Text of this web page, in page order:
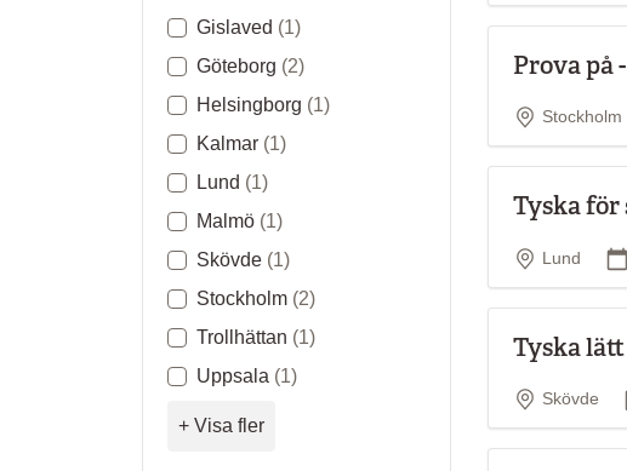
Gislaved (1)
Göteborg (2)
Helsingborg (1)
Kalmar (1)
Lund (1)
Malmö (1)
Skövde (1)
Stockholm (2)
Trollhättan (1)
Uppsala (1)
+ Visa fler
Prova på
Plats
Stockholm
Tyska för
Plats
Lund
Tyska
Plats
Skövde